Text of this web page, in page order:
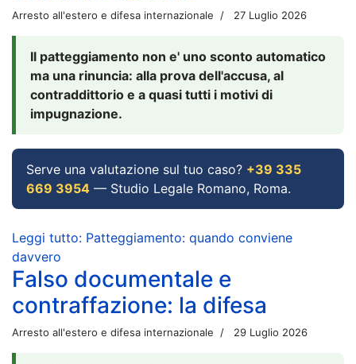
Arresto all'estero e difesa internazionale 27 Luglio 2026
Il patteggiamento non e' uno sconto automatico
ma una rinuncia: alla prova dell'accusa, al
contraddittorio e a quasi tutti i motivi di
impugnazione.
Serve una valutazione sul tuo caso? +39 335
669 3954 — Studio Legale Romano, Roma.
Leggi tutto: Patteggiamento: quando conviene
davvero
Falso documentale e
contraffazione: la difesa
Arresto all'estero e difesa internazionale 29 Luglio 2026